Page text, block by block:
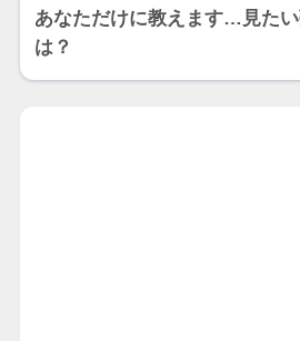
あなただけに教えます…見た
は？